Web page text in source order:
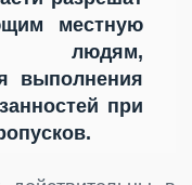
местную
людям,
выполнения
при